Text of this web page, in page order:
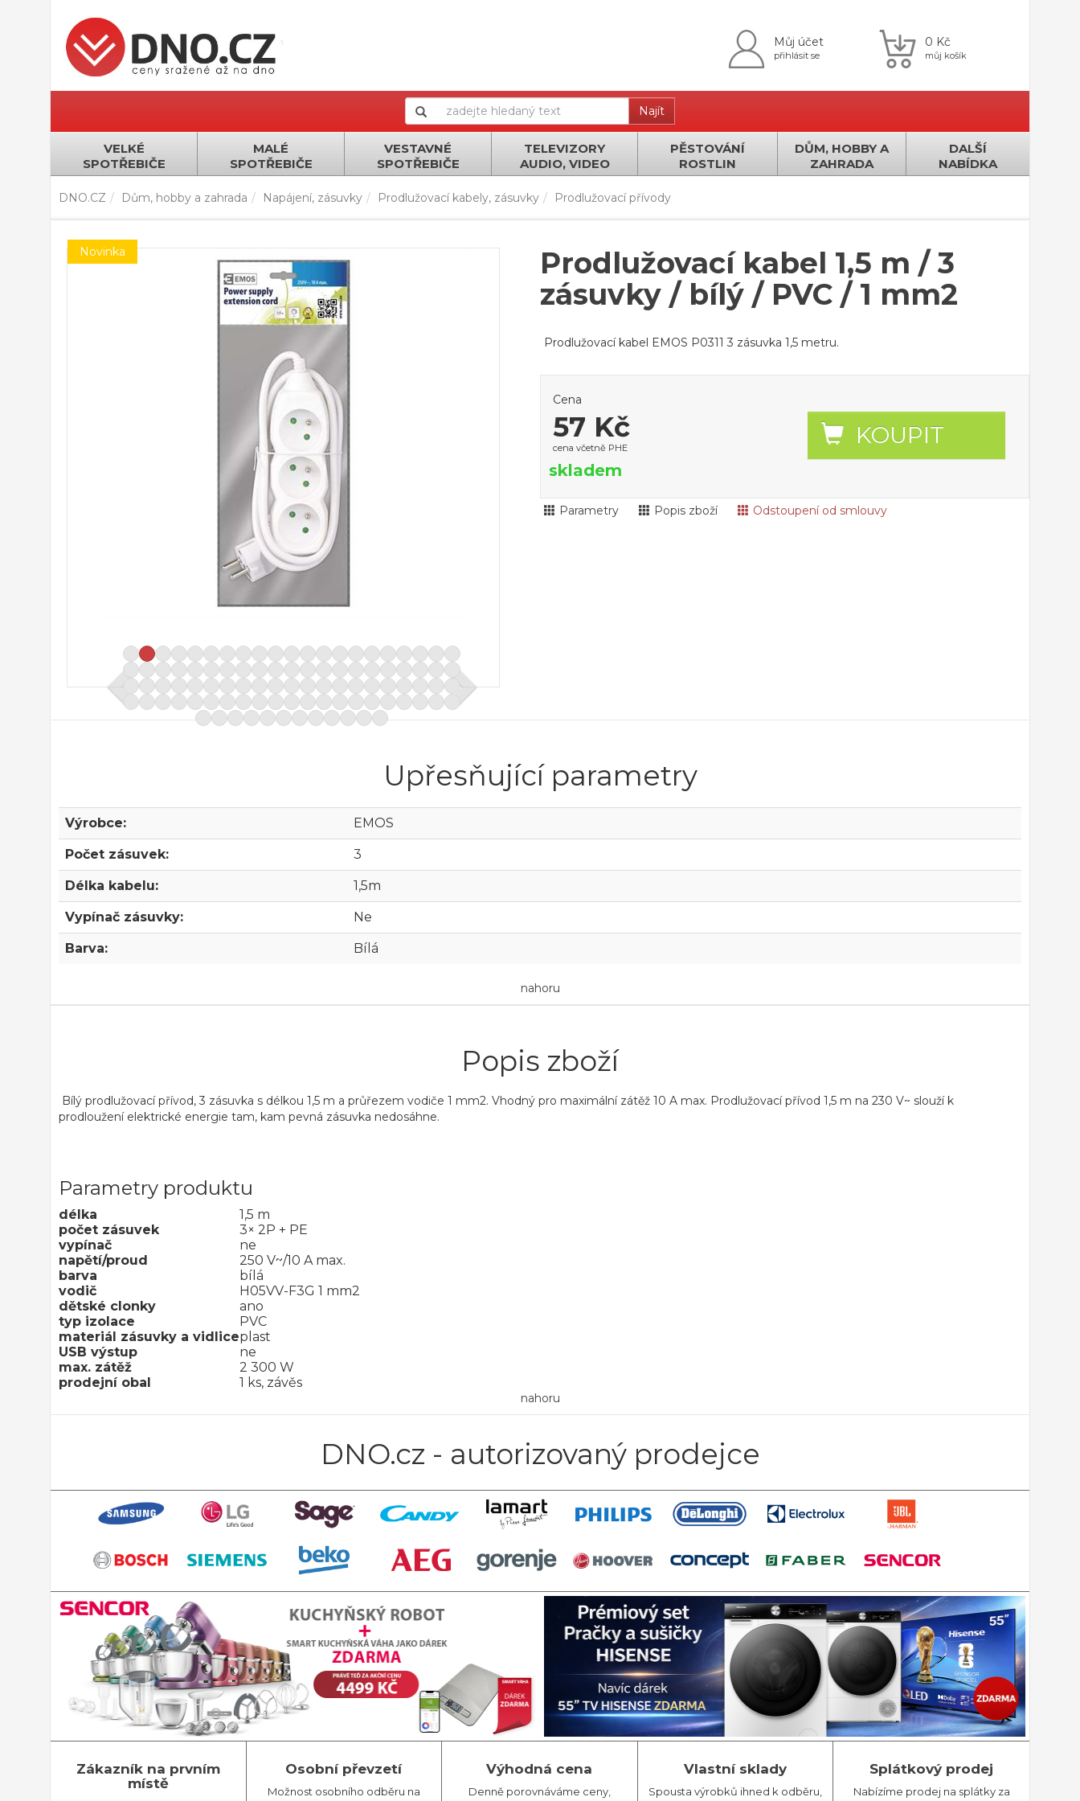
Můj účet
přihlásit se
0 Kč
můj košík
Najít
VELKÉ
SPOTŘEBIČE
MALÉ
SPOTŘEBIČE
VESTAVNÉ
SPOTŘEBIČE
TELEVIZORY
AUDIO, VIDEO
PĚSTOVÁNÍ
ROSTLIN
DŮM, HOBBY A
ZAHRADA
DALŠÍ
NABÍDKA
DNO.CZ Dům, hobby a zahrada Napájení, zásuvky Prodlužovací kabely, zásuvky Prodlužovací přívody
Novinka
Prodlužovací kabel 1,5 m / 3
zásuvky / bílý / PVC / 1 mm2
Prodlužovací kabel EMOS P0311 3 zásuvka 1,5 metru.
Cena
57 Kč
cena včetně PHE KOUPIT
skladem
Parametry Popis zboží Odstoupení od smlouvy
Upřesňující parametry
Výrobce: EMOS
Počet zásuvek: 3
Délka kabelu: 1,5m
Vypínač zásuvky: Ne
Barva: Bílá
nahoru
Popis zboží
Bílý prodlužovací přívod, 3 zásuvka s délkou 1,5 m a průřezem vodiče 1 mm2. Vhodný pro maximální zátěž 10 A max. Prodlužovací přívod 1,5 m na 230 V~ slouží k
prodloužení elektrické energie tam, kam pevná zásuvka nedosáhne.
Parametry produktu
délka
1,5 m
počet zásuvek
3× 2P + PE
vypínač
ne
napětí/proud
250 V~/10 A max.
barva
bílá
vodič
H05VV-F3G 1 mm2
dětské clonky
ano
typ izolace
PVC
materiál zásuvky a vidliceplast
USB výstup
ne
max. zátěž
2 300 W
prodejní obal
1 ks, závěs
nahoru
DNO.cz - autorizovaný prodejce
Zákazník na prvním
místě
Osobní převzetí
Možnost osobního odběru na
Výhodná cena
Denně porovnáváme ceny,
Vlastní sklady
Spousta výrobků ihned k odběru,
Splátkový prodej
Nabízíme prodej na splátky za